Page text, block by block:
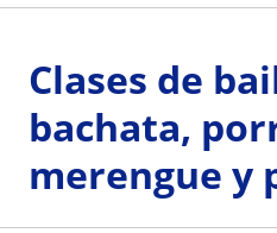
Clases de
bachata,
merengue y